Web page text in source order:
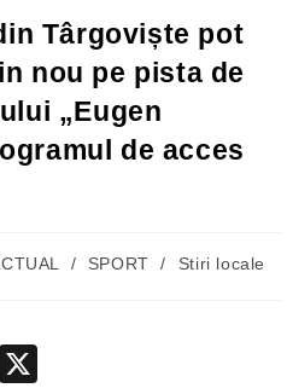
Târgoviște pot
nou pe pista de
„Eugen
de acces
/ SPORT / Stiri locale
E